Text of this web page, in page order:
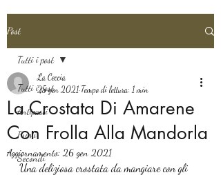
Post
Tutti i post
Antipasti
Primi
Secondi
Tutti i post
La Crostata Di Amarene
Con Frolla Alla Mandorla
La Ceccia
25 gen 2021 Tempo di lettura: 1 min
Aggiornamento: 26 gen 2021
Una deliziosa crostata da mangiare con gli